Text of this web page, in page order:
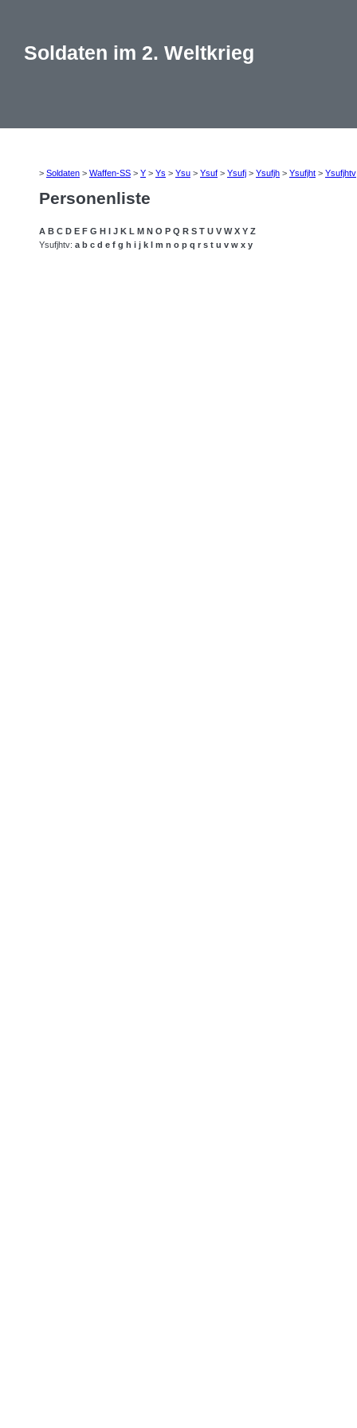
Soldaten im 2. Weltkrieg
> Soldaten > Waffen-SS > Y > Ys > Ysu > Ysuf > Ysufj > Ysufjh > Ysufjht > Ysufjhtv
Personenliste
A B C D E F G H I J K L M N O P Q R S T U V W X Y Z
Ysufjhtv: a b c d e f g h i j k l m n o p q r s t u v w x y